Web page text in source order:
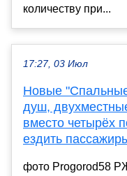
количеству при...
17:27, 03 Июл
Новые
душ,
вместо четырёх
ездить
фото Progorod58